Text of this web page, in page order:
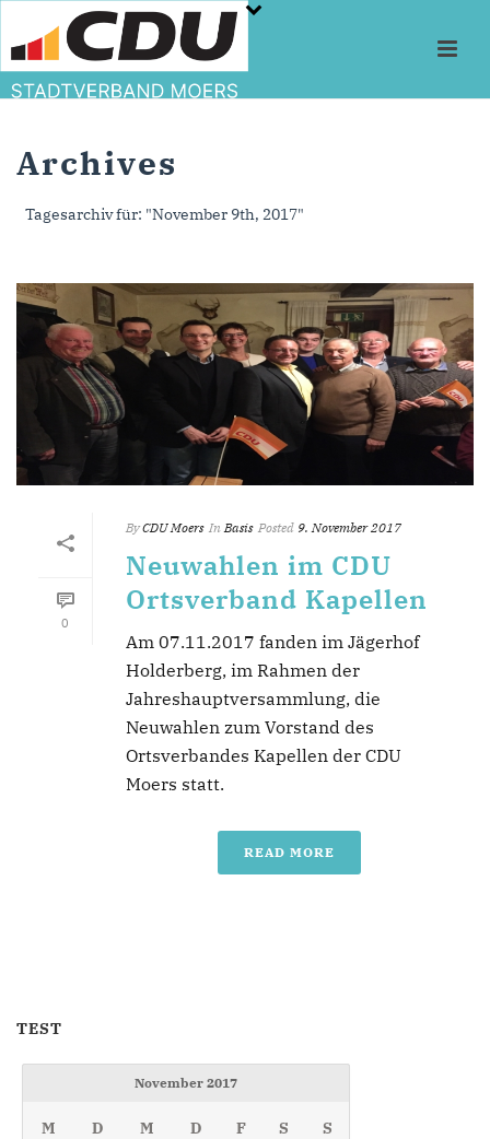
Archives
Tagesarchiv für: "November 9th, 2017"
0
By CDU Moers In Basis Posted 9. November 2017
Neuwahlen im CDU
Ortsverband Kapellen
Am 07.11.2017 fanden im Jägerhof
Holderberg, im Rahmen der
Jahreshauptversammlung, die
Neuwahlen zum Vorstand des
Ortsverbandes Kapellen der CDU
Moers statt.
READ MORE
TEST
November 2017
M D M D F S S